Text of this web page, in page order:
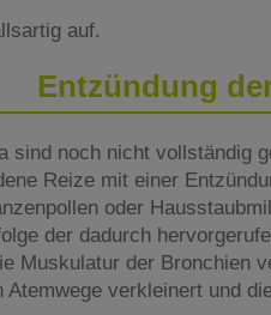
auf.
Entzündung
sind noch nicht vollständig
Reize mit einer
oder
der dadurch
Muskulatur der
Atemwege verkleinert und